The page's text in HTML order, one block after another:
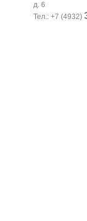
д. 6
Тел.: +7 (4932)